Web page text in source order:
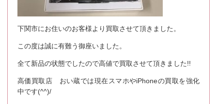
下関市にお住いのお客様より買取させて頂きました。
この度は誠に有難う御座いました。
全て新品の状態でしたので高値で買取させて頂きました!!
高価買取店 おい蔵では現在スマホやiPhoneの買取を強化
中です(^^)/